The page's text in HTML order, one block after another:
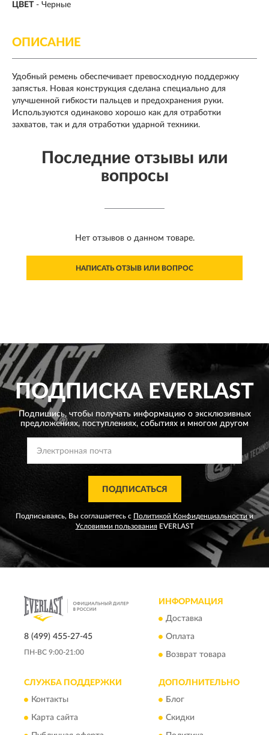
ЦВЕТ - Черные
ОПИСАНИЕ
Удобный ремень обеспечивает превосходную поддержку
запястья. Новая конструкция сделана специально для
улучшенной гибкости пальцев и предохранения руки.
Используются одинаково хорошо как для отработки
захватов, так и для отработки ударной техники.
Последние отзывы или
вопросы
Нет отзывов о данном товаре.
НАПИСАТЬ ОТЗЫВ ИЛИ ВОПРОС
ПОДПИСКАEVERLAST
Подпишись, чтобы получать информацию о эксклюзивных
предложениях, поступлениях, событиях и многом другом
ПОДПИСАТЬСЯ
Подписываясь, Вы соглашаетесь с Политикой Конфиденциальности и
Условиями пользованияEVERLAST
8 (499) 455-27-45
ПН-ВС 9:00-21:00
ИНФОРМАЦИЯ
Доставка
Оплата
Возврат товара
СЛУЖБА ПОДДЕРЖКИ
Контакты
Карта сайта
ДОПОЛНИТЕЛЬНО
Блог
Скидки